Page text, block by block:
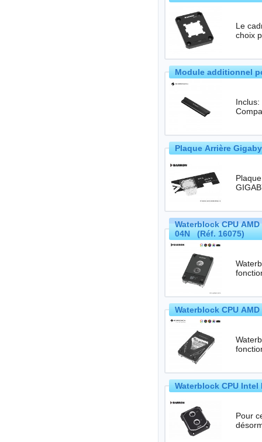
Le
choix
Module additionnel
Inclus:
Plaque Arrière
Plaque
Waterblock CPU
04N (Réf. 16075)
Waterblock CPU
Waterblock CPU
Pour